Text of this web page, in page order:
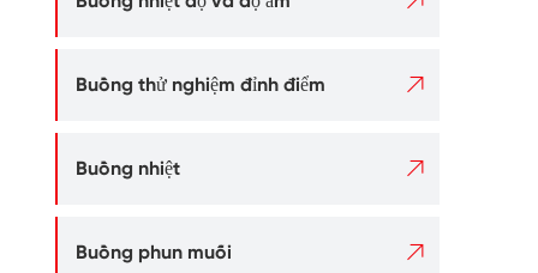
Buồng thử nghiệm đỉnh điểm 
Buồng nhiệt 
Buồng phun muối 